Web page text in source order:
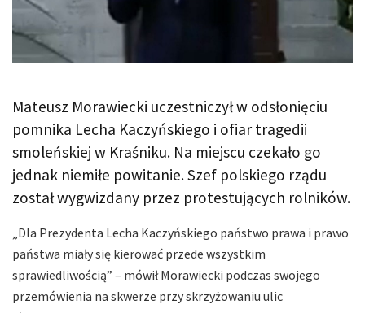
Mateusz Morawiecki uczestniczył w odsłonięciu
pomnika Lecha Kaczyńskiego i ofiar tragedii
smoleńskiej w Kraśniku. Na miejscu czekało go
jednak niemiłe powitanie. Szef polskiego rządu
został wygwizdany przez protestujących rolników.
„Dla Prezydenta Lecha Kaczyńskiego państwo prawa i prawo
państwa miały się kierować przede wszystkim
sprawiedliwością” – mówił Morawiecki podczas swojego
przemówienia na skwerze przy skrzyżowaniu ulic